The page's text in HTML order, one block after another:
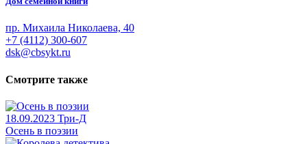
пр. Михаила Николаева, 40
+7 (4112) 300-607
dsk@cbsykt.ru
Смотрите также
18.09.2023 Три-Д
Осень в поэзии